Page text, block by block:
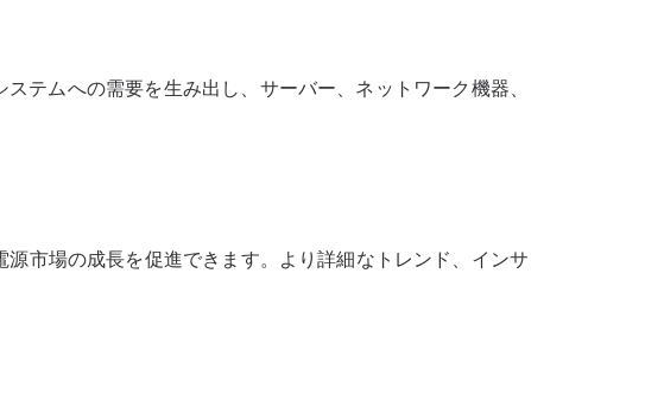
テムへの需要を生み出し、サーバー、ネットワーク機器、
市場の成長を促進できます。より詳細なトレンド、インサ